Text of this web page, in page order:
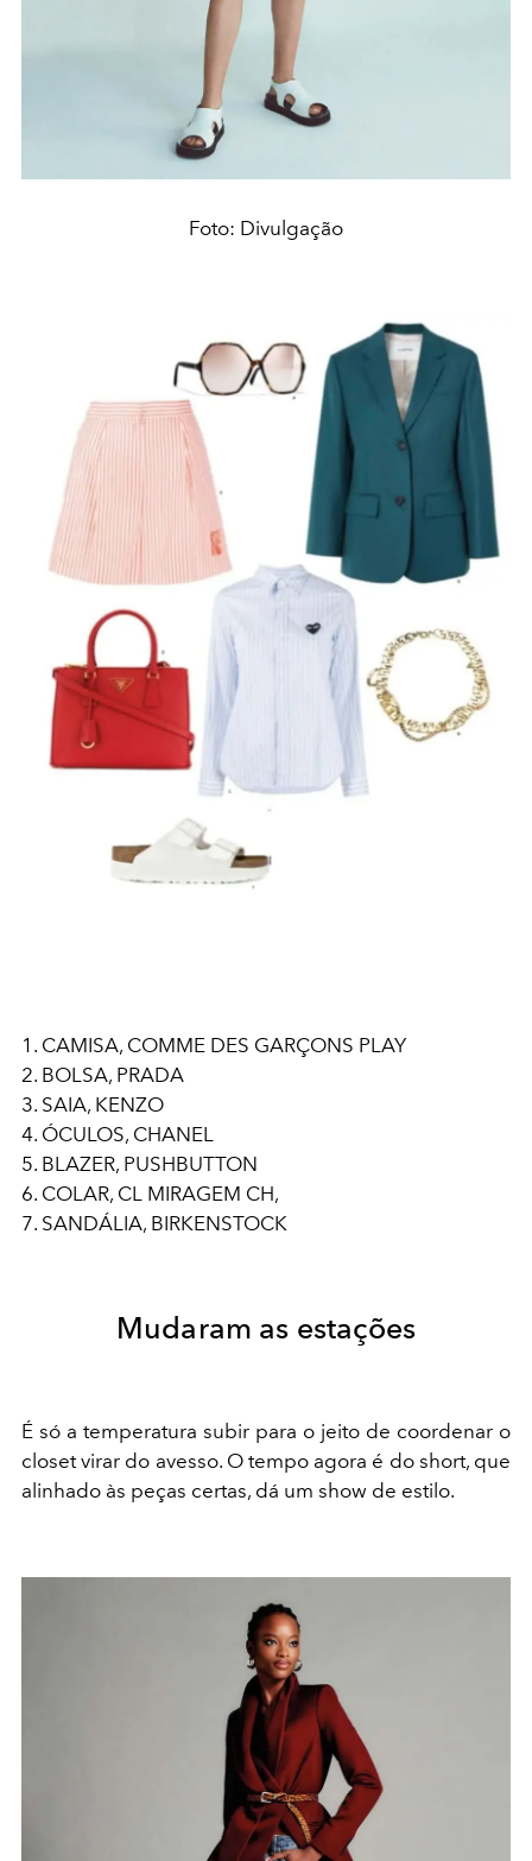
Foto: Divulgação
1. CAMISA, COMME DES GARÇONS PLAY
2. BOLSA, PRADA
3. SAIA, KENZO
4. ÓCULOS, CHANEL
5. BLAZER, PUSHBUTTON
6. COLAR, CL MIRAGEM CH,
7. SANDÁLIA, BIRKENSTOCK
Mudaram as estações
É só a temperatura subir para o jeito de coordenar o
closet virar do avesso. O tempo agora é do short, que
alinhado às peças certas, dá um show de estilo.